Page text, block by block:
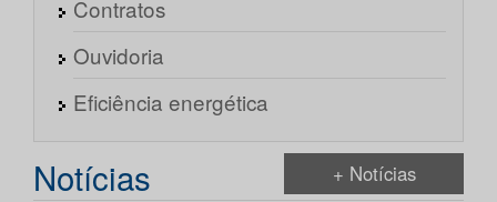
Contratos
Ouvidoria
Eficiência energética
Notícias + Notícias